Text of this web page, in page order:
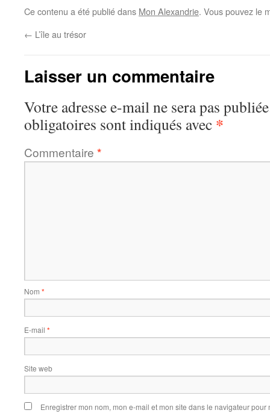
Ce contenu a été publié dans Mon Alexandrie. Vous pouvez le
← L’île au trésor
Laisser un commentaire
Votre adresse e-mail ne sera pas
obligatoires sont indiqués avec *
Commentaire *
Nom *
E-mail *
Site web
Enregistrer mon nom, mon e-mail et mon site dans le navigateur